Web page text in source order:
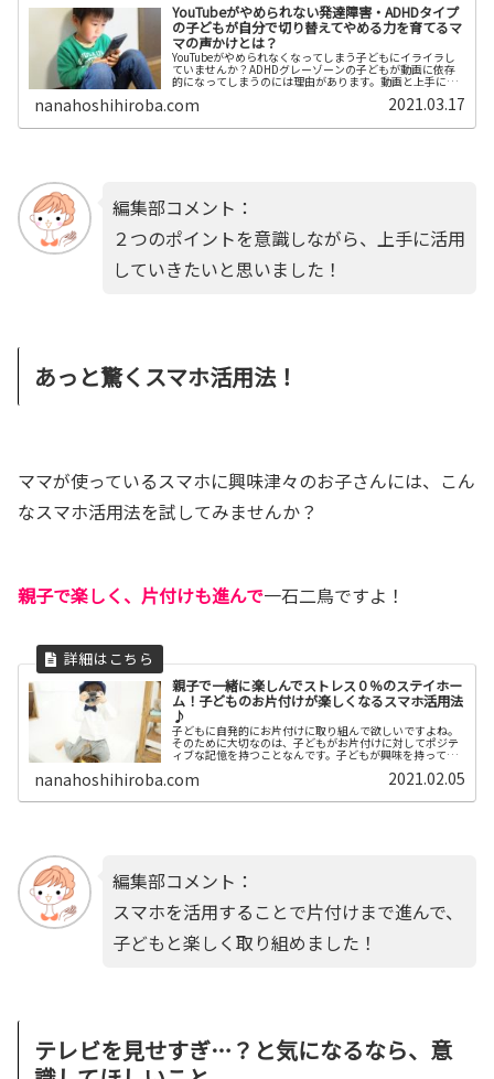
YouTubeがやめられない発達障害・ADHDタイプ
の子どもが自分で切り替えてやめる力を育てるマ
マの声かけとは？
YouTubeがやめられなくなってしまう子どもにイライラし
ていませんか？ADHDグレーゾーンの子どもが動画に依存
的になってしまうのには理由があります。動画と上手に付
き合い自分で切り替えてやめる力を、お母さんの「声か
け」で育てていきましょう。
nanahoshihiroba.com 2021.03.17
編集部コメント：
２つのポイントを意識しながら、上手に活用
していきたいと思いました！
あっと驚くスマホ活用法！
ママが使っているスマホに興味津々のお子さんには、こん
なスマホ活用法を試してみませんか？
親子で楽しく、片付けも進んで一石二鳥ですよ！
親子で一緒に楽しんでストレス０％のステイホー
ム！子どものお片付けが楽しくなるスマホ活用法
♪
子どもに自発的にお片付けに取り組んで欲しいですよね。
そのために大切なのは、子どもがお片付けに対してポジテ
ィブな記憶を持つことなんです。子どもが興味を持ってい
り、楽しくお片付けできますよ！
nanahoshihiroba.com 2021.02.05
編集部コメント：
スマホを活用することで片付けまで進んで、
子どもと楽しく取り組めました！
テレビを見せすぎ…？と気になるなら、意